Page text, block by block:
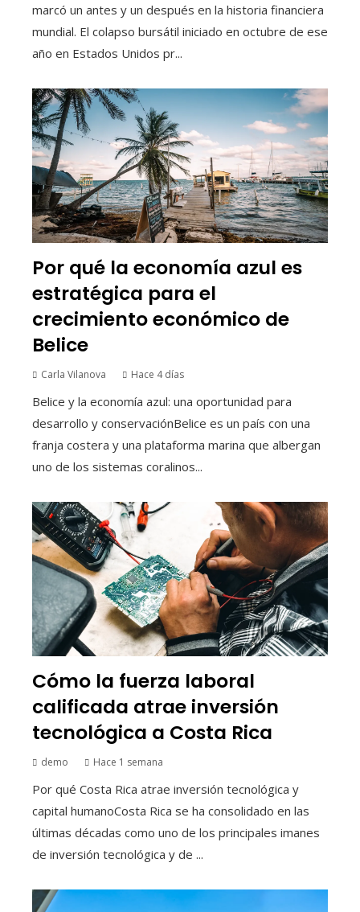
marcó un antes y un después en la historia financiera
mundial. El colapso bursátil iniciado en octubre de ese
año en Estados Unidos pr...
Por qué la economía azul es
estratégica para el
crecimiento económico de
Belice
Carla Vilanova Hace 4 días
Belice y la economía azul: una oportunidad para
desarrollo y conservaciónBelice es un país con una
franja costera y una plataforma marina que albergan
uno de los sistemas coralinos...
Cómo la fuerza laboral
calificada atrae inversión
tecnológica a Costa Rica
demo Hace 1 semana
Por qué Costa Rica atrae inversión tecnológica y
capital humanoCosta Rica se ha consolidado en las
últimas décadas como uno de los principales imanes
de inversión tecnológica y de ...